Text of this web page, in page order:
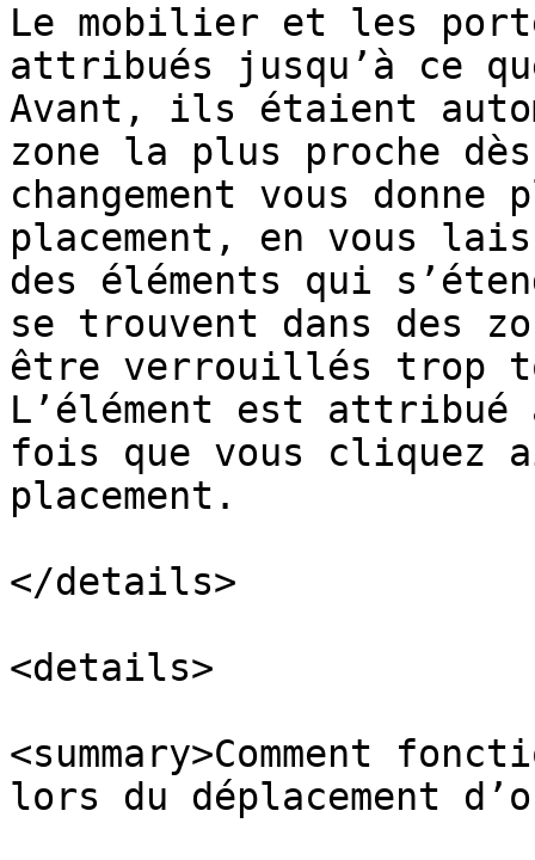
Le mobilier et les
attribués jusqu’à ce
Avant, ils étaient
zone la plus proche
changement vous
placement, en vous
des éléments qui
se trouvent dans des
être verrouillés trop
L’élément est attribué
fois que vous cliquez
placement.
</details>
<details>
<summary>Comment
lors du déplacement